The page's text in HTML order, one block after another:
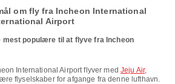
om fly fra Incheon International
Airport
mest populære til at flyve fra Incheon
International Airport flyver med Jeju Air,
flyselskaber for afgange fra denne lufthavn.